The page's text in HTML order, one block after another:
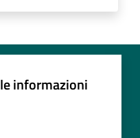
informazioni